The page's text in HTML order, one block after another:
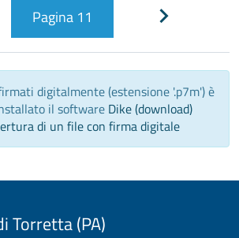
Pagina 11
digitalmente (estensione '.p7m') è
il software Dike (download)
di un file con firma digitale
Torretta (PA)